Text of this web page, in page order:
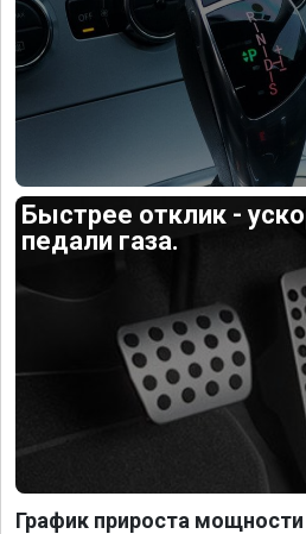
Быстрее отклик -
педали газа.
График прироста